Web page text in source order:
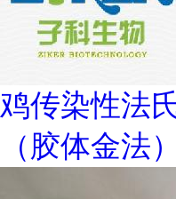
鸡传染性法
（胶体金法）